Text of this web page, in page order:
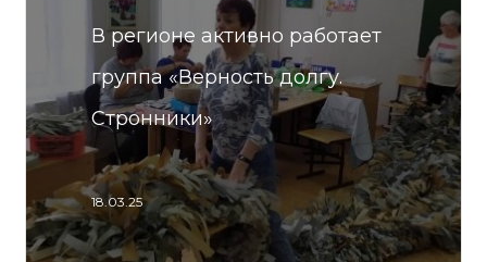
В регионе активно работает
группа «Верность долгу.
Стронники»
18.03.25